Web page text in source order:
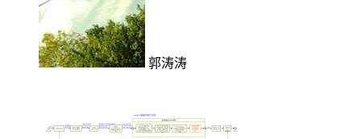
郭涛涛